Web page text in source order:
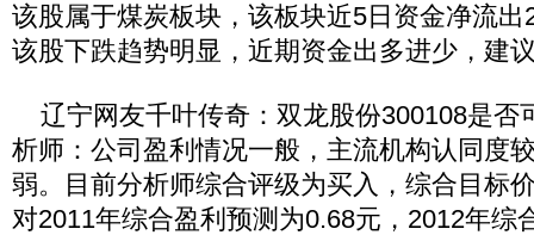
该股属于煤炭板块，该板块近5日资金净流
该股下跌趋势明显，近期资金出多进少，建
辽宁网友千叶传奇：双龙股份300108是否
析师：公司盈利情况一般，主流机构认同度
弱。目前分析师综合评级为买入，综合目标
对2011年综合盈利预测为0.68元，2012年综